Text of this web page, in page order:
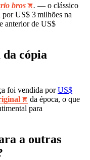
bros . — o clássico
US$ 3 milhões na
anterior de US$
cópia
foi vendida porUS$
da época, o que
para
a outras